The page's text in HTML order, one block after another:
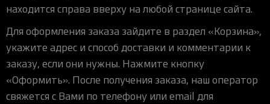
находится справа вверху на любой странице сайта.
Для оформления заказа зайдите в раздел «Корзина»,
укажите адрес и способ доставки и комментарии к
заказу, если они нужны. Нажмите кнопку
«Оформить». После получения заказа, наш оператор
свяжется с Вами по телефону или email для